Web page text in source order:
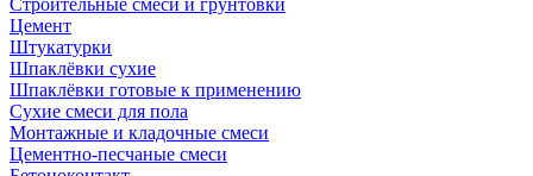
Строительные смеси и грунтовки
Цемент
Штукатурки
Шпаклёвки сухие
Шпаклёвки готовые к применению
Сухие смеси для пола
Монтажные и кладочные смеси
Цементно-песчаные смеси